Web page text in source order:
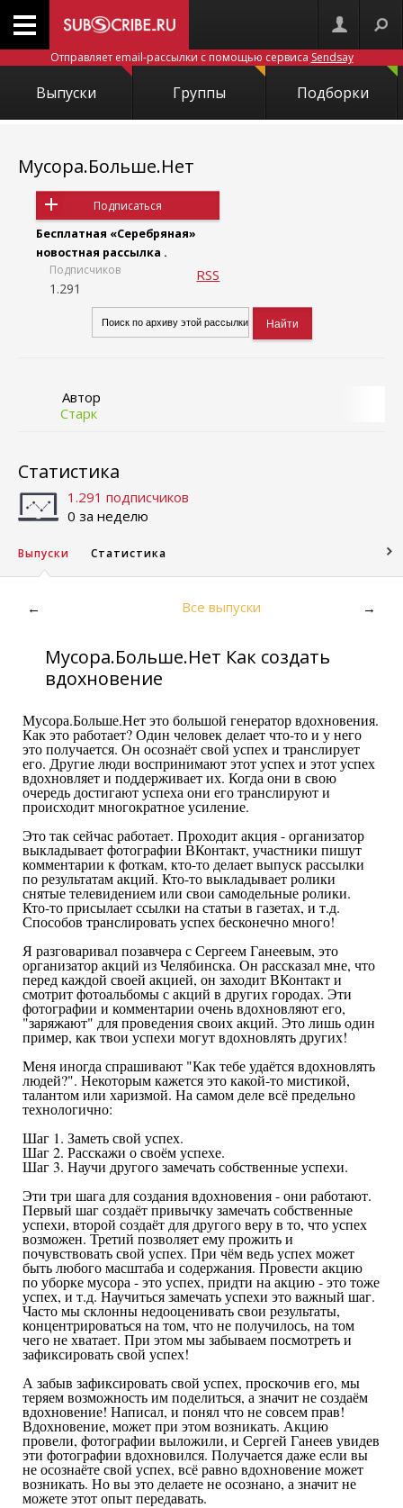
Отправляет email-рассылки с помощью сервиса Sendsay
Выпуски Группы Подборки
Мусора.Больше.Нет
Подписаться
Бесплатная «Серебряная»
новостная рассылка .
Подписчиков
1.291
RSS
Автор
Старк
Статистика
1.291 подписчиков
0 за неделю
Выпуски Статистика
← Все выпуски →
Мусора.Больше.Нет Как создать
вдохновение
Мусора.Больше.Нет это большой генератор вдохновения.
Как это работает? Один человек делает что-то и у него
это получается. Он осознаёт свой успех и транслирует
его. Другие люди воспринимают этот успех и этот успех
вдохновляет и поддерживает их. Когда они в свою
очередь достигают успеха они его транслируют и
происходит многократное усиление.
Это так сейчас работает. Проходит акция - организатор
выкладывает фотографии ВКонтакт, участники пишут
комментарии к фоткам, кто-то делает выпуск рассылки
по результатам акций. Кто-то выкладывает ролики
снятые телевидением или свои самодельные ролики.
Кто-то присылает ссылки на статьи в газетах, и т.д.
Способов транслировать успех бесконечно много!
Я разговаривал позавчера с Сергеем Ганеевым, это
организатор акций из Челябинска. Он рассказал мне, что
перед каждой своей акцией, он заходит ВКонтакт и
смотрит фотоальбомы с акций в других городах. Эти
фотографии и комментарии очень вдохновляют его,
"заряжают" для проведения своих акций. Это лишь один
пример, как твои успехи могут вдохновлять других!
Меня иногда спрашивают "Как тебе удаётся вдохновлять
людей?". Некоторым кажется это какой-то мистикой,
талантом или харизмой. На самом деле всё предельно
технологично:
Шаг 1. Заметь свой успех.
Шаг 2. Расскажи о своём успехе.
Шаг 3. Научи другого замечать собственные успехи.
Эти три шага для создания вдохновения - они работают.
Первый шаг создаёт привычку замечать собственные
успехи, второй создаёт для другого веру в то, что успех
возможен. Третий позволяет ему прожить и
почувствовать свой успех. При чём ведь успех может
быть любого масштаба и содержания. Провести акцию
по уборке мусора - это успех, придти на акцию - это тоже
успех, и т.д. Научиться замечать успехи это важный шаг.
Часто мы склонны недооценивать свои результаты,
концентрироваться на том, что не получилось, на том
чего не хватает. При этом мы забываем посмотреть и
зафиксировать свой успех!
А забыв зафиксировать свой успех, проскочив его, мы
теряем возможность им поделиться, а значит не создаём
вдохновение! Написал, и понял что не совсем прав!
Вдохновение, может при этом возникать. Акцию
провели, фотографии выложили, и Сергей Ганеев увидев
эти фотографии вдохновился. Получается даже если вы
не осознаёте свой успех, всё равно вдохновение может
возникать. Но вы это делаете не осознано, а значит не
можете этот опыт передавать.